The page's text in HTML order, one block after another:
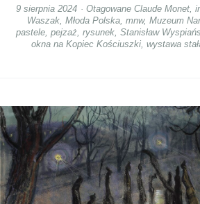
9 sierpnia 2024 Otagowane Claude Monet
Waszak, Młoda Polska, mnw, Muzeum
pastele, pejzaż, rysunek, Stanisław
okna na Kopiec Kościuszki, wystawa